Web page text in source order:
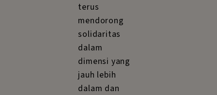
terus
mendorong
solidaritas
dalam
dimensi yang
jauh lebih
dalam dan